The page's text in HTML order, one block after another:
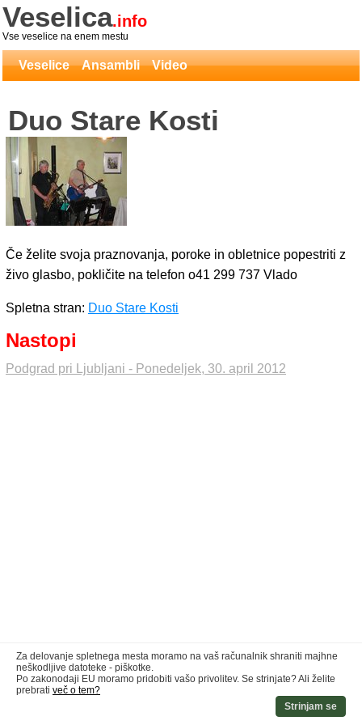
Veselica.info
Vse veselice na enem mestu
Veselice Ansambli Video
Duo Stare Kosti
Če želite svoja praznovanja, poroke in obletnice popestriti z
živo glasbo, pokličite na telefon o41 299 737 Vlado
Spletna stran: Duo Stare Kosti
Nastopi
Podgrad pri Ljubljani - Ponedeljek, 30. april 2012
Za delovanje spletnega mesta moramo na vaš računalnik shraniti majhne
neškodljive datoteke - piškotke.
Po zakonodaji EU moramo pridobiti vašo privolitev. Se strinjate? Ali želite
prebrati več o tem?
Strinjam se